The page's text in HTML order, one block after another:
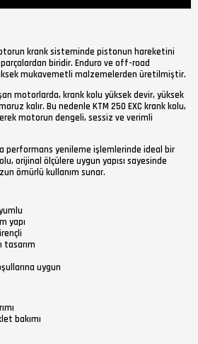
krank sisteminde pistonun hareketini
biridir. Enduro ve off-road
mukavemetli malzemelerden üretilmiştir.
motorlarda, krank kolu yüksek devir, yüksek
kalır. Bu nedenle KTM 250 EXC krank kolu,
motorun dengeli, sessiz ve verimli
performans yenileme işlemlerinde ideal bir
orijinal ölçülere uygun yapısı sayesinde
ömürlü kullanım sunar.
yapı
uygun
bakımı